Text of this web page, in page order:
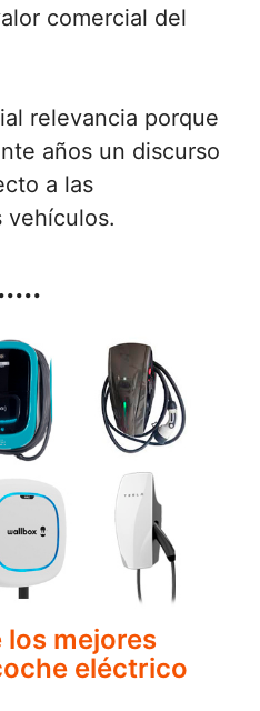
comercial del
relevancia porque
años un discurso
a las
vehículos.
mejores
eléctrico